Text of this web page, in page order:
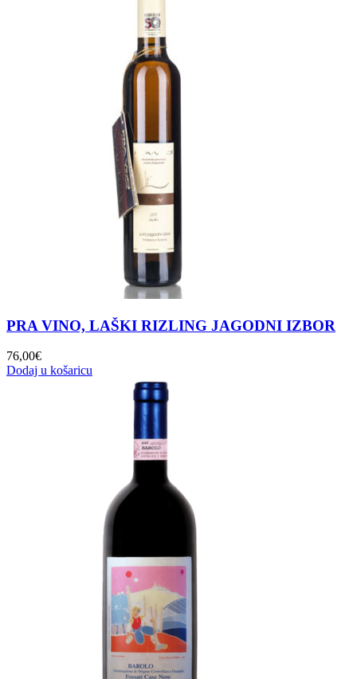
PRA VINO, LAŠKI RIZLING JAGODNI IZBOR
76,00€
Dodaj u košaricu